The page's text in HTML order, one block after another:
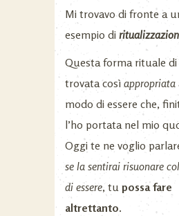
Mi trovavo di fronte a
esempio di
Questa forma rituale di
trovata così appropriata
modo di essere che,
l’ho portata nel mio
Oggi te ne voglio
se la sentirai risuonare
di essere, tu possa fare
altrettanto.